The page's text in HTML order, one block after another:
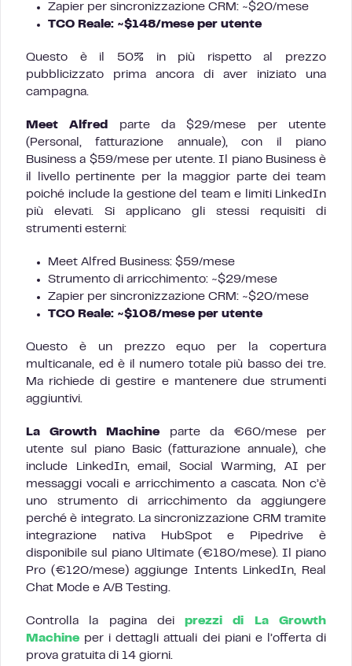
Zapier per sincronizzazione CRM: ~$20/mese
TCO Reale: ~$148/mese per utente
Questo è il 50% in più rispetto al prezzo
pubblicizzato prima ancora di aver iniziato una
campagna.
Meet Alfred
parte da $29/mese per utente
(Personal, fatturazione annuale), con il piano
Business a $59/mese per utente. Il piano Business è
il livello pertinente per la maggior parte dei team
poiché include la gestione del team e limiti LinkedIn
più elevati. Si applicano gli stessi requisiti di
strumenti esterni:
Meet Alfred Business: $59/mese
Strumento di arricchimento: ~$29/mese
Zapier per sincronizzazione CRM: ~$20/mese
TCO Reale: ~$108/mese per utente
Questo è un prezzo equo per la copertura
multicanale, ed è il numero totale più basso dei tre.
Ma richiede di gestire e mantenere due strumenti
aggiuntivi.
La Growth Machine parte da €60/mese per
utente sul piano Basic (fatturazione annuale), che
include LinkedIn, email, Social Warming, AI per
messaggi vocali e arricchimento a cascata. Non c’è
uno strumento di arricchimento da aggiungere
perché è integrato. La sincronizzazione CRM tramite
integrazione nativa HubSpot e Pipedrive è
disponibile sul piano Ultimate (€180/mese). Il piano
Pro (€120/mese) aggiunge Intents LinkedIn, Real
Chat Mode e A/B Testing.
Controlla la pagina deiprezzi di La Growth
Machine per i dettagli attuali dei piani e l’offerta di
prova gratuita di 14 giorni.